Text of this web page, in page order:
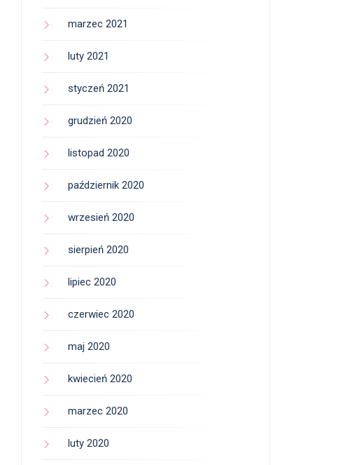
marzec 2021
luty 2021
styczeń 2021
grudzień 2020
listopad 2020
październik 2020
wrzesień 2020
sierpień 2020
lipiec 2020
czerwiec 2020
maj 2020
kwiecień 2020
marzec 2020
luty 2020